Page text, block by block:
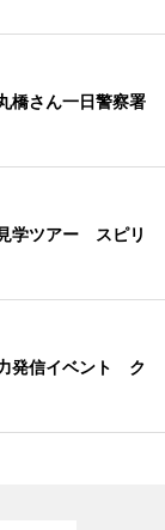
橋さん一日警察署
学ツアー スピリ
発信イベント ク